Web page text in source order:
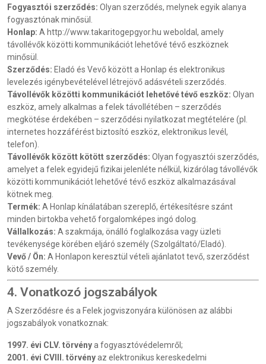
Fogyasztói szerződés: Olyan szerződés, melynek egyik alanya
fogyasztónak minősül.
Honlap: A http://www.takaritogepgyor.hu weboldal, amely
távollévők közötti kommunikációt lehetővé tévő eszköznek
minősül.
Szerződés: Eladó és Vevő között a Honlap és elektronikus
levelezés igénybevételével létrejövő adásvételi szerződés.
Távollévők közötti kommunikációt lehetővé tévő eszköz: Olyan
eszköz, amely alkalmas a felek távollétében – szerződés
megkötése érdekében – szerződési nyilatkozat megtételére (pl.
internetes hozzáférést biztosító eszköz, elektronikus levél,
telefon).
Távollévők között kötött szerződés: Olyan fogyasztói szerződés,
amelyet a felek egyidejű fizikai jelenléte nélkül, kizárólag távollévők
közötti kommunikációt lehetővé tévő eszköz alkalmazásával
kötnek meg.
Termék: A Honlap kínálatában szereplő, értékesítésre szánt
minden birtokba vehető forgalomképes ingó dolog.
Vállalkozás: A szakmája, önálló foglalkozása vagy üzleti
tevékenysége körében eljáró személy (Szolgáltató/Eladó).
Vevő / Ön: A Honlapon keresztül vételi ajánlatot tevő, szerződést
kötő személy.
4. Vonatkozó jogszabályok
A Szerződésre és a Felek jogviszonyára különösen az alábbi
jogszabályok vonatkoznak:
1997. évi CLV. törvénya fogyasztóvédelemről;
2001. évi CVIII. törvényaz elektronikus kereskedelmi